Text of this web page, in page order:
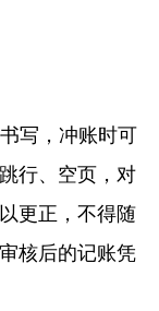
写，冲账时可
行、空页，对
更正，不得随
核后的记账凭